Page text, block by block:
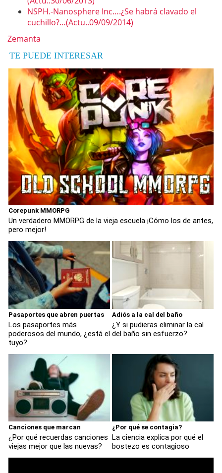
NSPH.-Nanosphere Inc….¿Se habrá clavado el
cuchillo?…(Actu..09/09/2014)
Zemanta
TE PUEDE INTERESAR
Corepunk MMORPG
Un verdadero MMORPG de la vieja escuela ¡Cómo los de antes,
pero mejor!
Pasaportes que abren puertas
Los pasaportes más
poderosos del mundo, ¿está el
tuyo?
Adiós a la cal del baño
¿Y si pudieras eliminar la cal
del baño sin esfuerzo?
Canciones que marcan
¿Por qué recuerdas canciones
viejas mejor que las nuevas?
¿Por qué se contagia?
La ciencia explica por qué el
bostezo es contagioso